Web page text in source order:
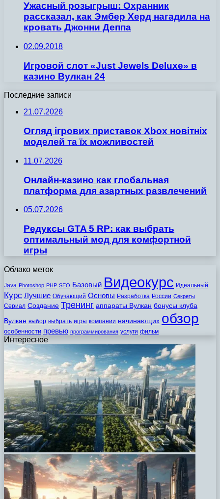
Ужасный розыгрыш: Охранник
рассказал, как Эмбер Херд нагадила на
кровать Джонни Деппа
02.09.2018
Игровой слот «Just Jewels Deluxe» в
казино Вулкан 24
Последние записи
21.07.2026
Огляд ігрових приставок Xbox новітніх
моделей та їх можливостей
11.07.2026
Онлайн-казино как глобальная
платформа для азартных развлечений
05.07.2026
Редуксы GTA 5 RP: как выбрать
оптимальный мод для комфортной
игры
Облако меток
Java Photoshop PHP SEO Базовый Видеокурс Идеальный
Курс Лучшие Обучающий Основы Разработка России Секреты
Сериал Создание Тренинг аппараты Вулкан бонусы клуба
Вулкан выбор выбрать игры компании начинающих обзор
особенности превью программирования услуги фильм
Интересное